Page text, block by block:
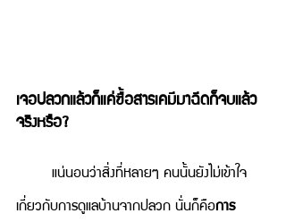
เจอปลวกแล้วก็แค่ซื้อสารเคมีมาฉีดก็จบแล้ว
จริงหรือ?
แน่นอนว่าสิ่งที่หลายๆ คนนั้นยังไม่เข้าใจ
เกี่ยวกับการดูแลบ้านจากปลวก นั่นก็คือการ